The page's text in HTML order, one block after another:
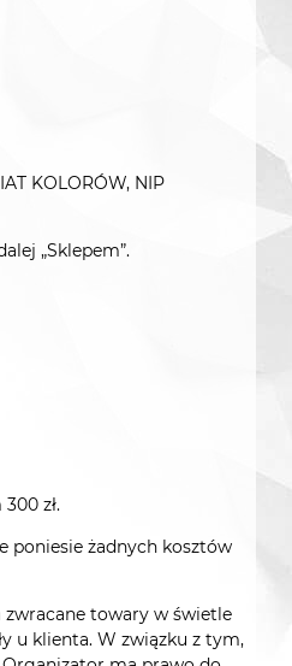
KOLORÓW, NIP
„Sklepem”.
zł.
poniesie żadnych kosztów
towary w świetle
u klienta. W związku z tym,